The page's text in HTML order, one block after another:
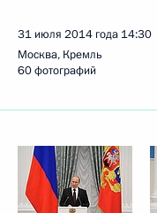
31 июля 2014 года 14:30
Москва, Кремль
60 фотографий